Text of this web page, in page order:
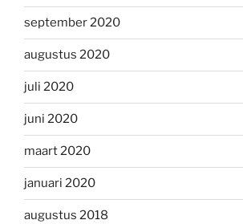
september 2020
augustus 2020
juli 2020
juni 2020
maart 2020
januari 2020
augustus 2018